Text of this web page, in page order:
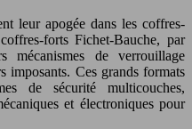
leur apogée dans les coffres-
forts Fichet-Bauche, par
mécanismes de verrouillage
imposants. Ces grands formats
de sécurité multicouches,
et électroniques pour